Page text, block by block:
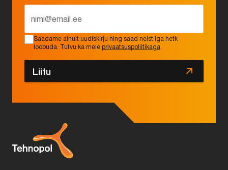
Saadame ainult uudiskirju ning saad neist iga hetk
loobuda. Tutvu ka meieprivaatsuspoliitikaga.
Liitu